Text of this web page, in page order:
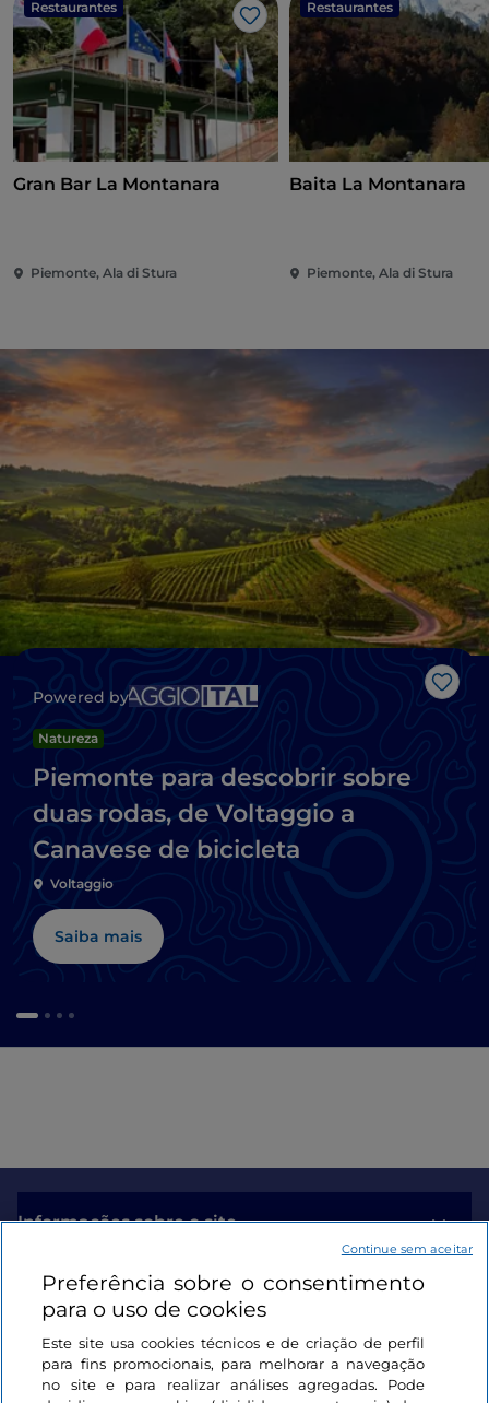
Restaurantes
Gosto
Gran Bar La Montanara
Piemonte, Ala di Stura
Restaurantes
Baita La Montanara
Piemonte, Ala di Stura
Powered by
Natureza
Piemonte para descobrir sobre
duas rodas, de Voltaggio a
Canavese de bicicleta
Voltaggio
Saiba mais
Informações sobre o site
Ligações úteis
Iniciar sessão
Mantenha-se em contacto
Preferência sobre o consentimento
para o uso de cookies
Este site usa cookies técnicos e de criação de perfil
para fins promocionais, para melhorar a navegação
no site e para realizar análises agregadas. Pode
Continue sem aceitar